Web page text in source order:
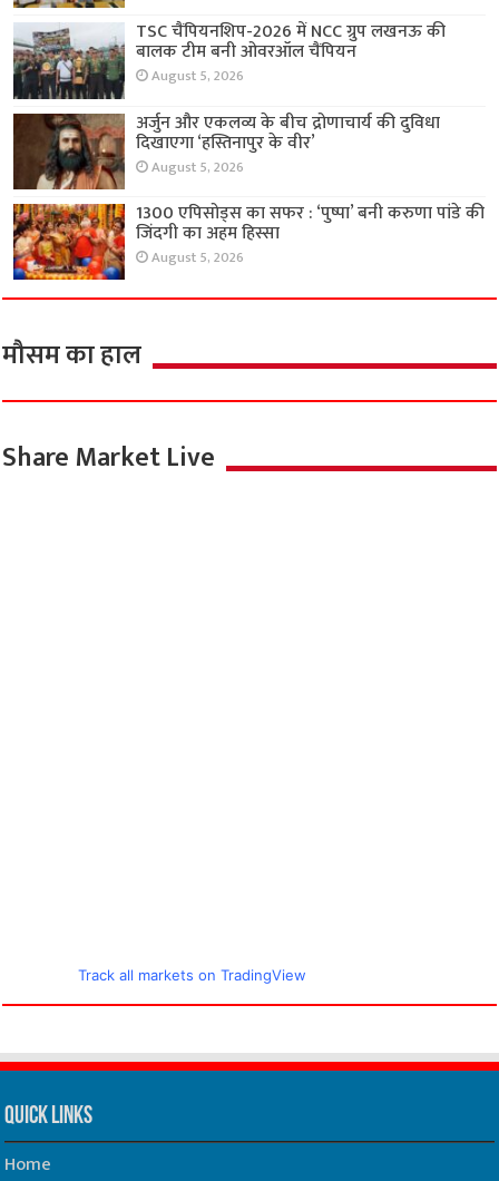
TSC चैंपियनशिप-2026 में NCC ग्रुप लखनऊ की
बालक टीम बनी ओवरऑल चैंपियन
August 5, 2026
अर्जुन और एकलव्य के बीच द्रोणाचार्य की दुविधा
दिखाएगा ‘हस्तिनापुर के वीर’
August 5, 2026
1300 एपिसोड्स का सफर : ‘पुष्पा’ बनी करुणा पांडे की
जिंदगी का अहम हिस्सा
August 5, 2026
मौसम का हाल
Share Market Live
Track all markets on TradingView
Quick Links
Home